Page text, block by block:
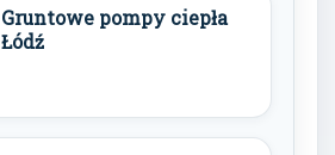
Gruntowe pompy ciepła
Łódź